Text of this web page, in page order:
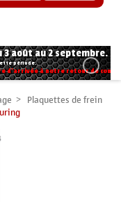
3 août au 2 septembre.
période.
d'arrivée à notre retour de
Plaquettes de frein